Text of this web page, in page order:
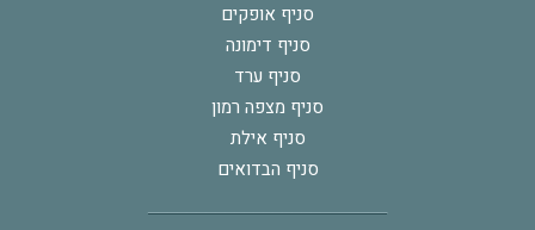
סניף אופקים
סניף דימונה
סניף ערד
סניף מצפה רמון
סניף אילת
סניף הבדואים